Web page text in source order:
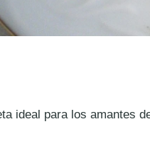
ideal para los amantes